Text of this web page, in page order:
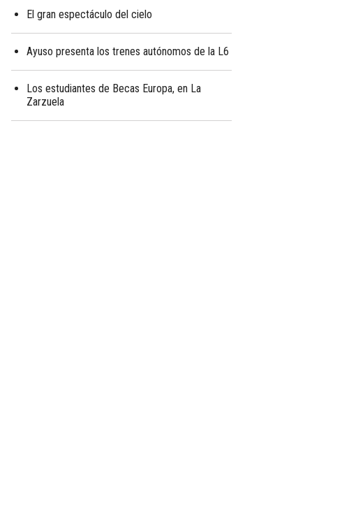
El gran espectáculo del cielo
Ayuso presenta los trenes autónomos de la L6
Los estudiantes de Becas Europa, en La
Zarzuela